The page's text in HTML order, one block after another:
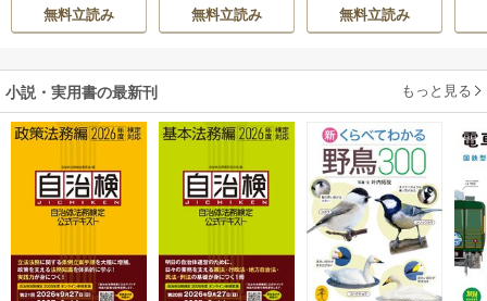
間にか花嫁として
溺愛されています
伊都 / SNC
無料立読み
てください
無料立読み
雛宮蝶鼠とりかえ
伝～
/ ゆき哉
無料立読み
小説・実用書の最新刊 もっと見る